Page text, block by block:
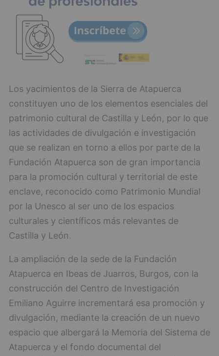
Los yacimientos de la Sierra de Atapuerca
constituyen uno de los elementos esenciales del
patrimonio cultural de Castilla y León, por lo que
las actividades de divulgación e investigación
que se realizan en torno a ellos por parte de la
Fundación Atapuerca son de gran importancia
para la promoción cultural y territorial de este
enclave, reconocido como Patrimonio Mundial
por la Unesco al ser uno de los espacios
culturales y científicos más relevantes de
Castilla y León.
La ampliación de la sede de la Fundación
Atapuerca en Ibeas de Juarros, Burgos, con la
construcción del Centro de Investigación
Emiliano Aguirre incrementará esa promoción y
divulgación, mediante la creación de un nuevo
espacio que albergará la Memoria del Sistema de
Atapuerca y el fondo documental del